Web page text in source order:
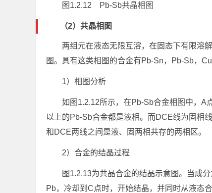
图1.2.12 Pb-Sb共晶相图
（2）共晶相图
两组元在液态无限互溶，在固态下有限溶
图。具有这类相图的合金有Pb-Sn，Pb-Sb，
1）相图分析
如图1.2.12所示，在Pb-Sb合金相图中，A
以上的Pb-Sb合金都是液相。而DCE线为固相
和DCE两线之间是液、固两相共存的两相区。
2）合金的结晶过程
图1.2.13为共晶合金的结晶示意图。当成
Pb，冷却到C点时，开始结晶，并同时从液态